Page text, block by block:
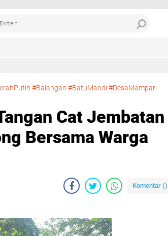
#Balangan #BatuMandi #DesaMampari
Cat Jembatan
Bersama Warga
Komentar ()